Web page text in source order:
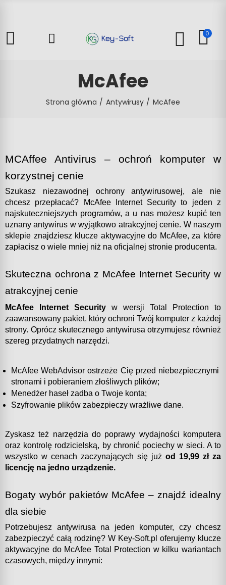
0
McAfee
Strona główna Antywirusy McAfee
MCAffee Antivirus – ochroń komputer w
korzystnej cenie
Szukasz niezawodnej ochrony antywirusowej, ale nie
chcesz przepłacać? McAfee Internet Security to jeden z
najskuteczniejszych programów, a u nas możesz kupić ten
uznany antywirus w wyjątkowo atrakcyjnej cenie. W naszym
sklepie znajdziesz klucze aktywacyjne do McAfee, za które
zapłacisz o wiele mniej niż na oficjalnej stronie producenta.
Skuteczna ochrona z McAfee Internet Security w
atrakcyjnej cenie
McAfee Internet Security w wersji Total Protection to
zaawansowany pakiet, który ochroni Twój komputer z każdej
strony. Oprócz skutecznego antywirusa otrzymujesz również
szereg przydatnych narzędzi.
McAfee WebAdvisor ostrzeże Cię przed niebezpiecznymi
stronami i pobieraniem złośliwych plików;
Menedżer haseł zadba o Twoje konta;
Szyfrowanie plików zabezpieczy wrażliwe dane.
Zyskasz też narzędzia do poprawy wydajności komputera
oraz kontrolę rodzicielską, by chronić pociechy w sieci. A to
wszystko w cenach zaczynających się już od 19,99 zł za
licencję na jedno urządzenie.
Bogaty wybór pakietów McAfee – znajdź idealny
dla siebie
Potrzebujesz antywirusa na jeden komputer, czy chcesz
zabezpieczyć całą rodzinę? W Key-Soft.pl oferujemy klucze
aktywacyjne do McAfee Total Protection w kilku wariantach
czasowych, między innymi: